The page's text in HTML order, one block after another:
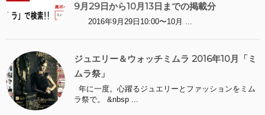
9月29日から10月13日までの掲載分
2016年9月29日10:00〜10月 ...
ジュエリー＆ウォッチミムラ 2016年10月「ミ
ムラ祭」
年に一度。心躍るジュエリーとファッションをミム
ラ祭で。 &nbsp ...